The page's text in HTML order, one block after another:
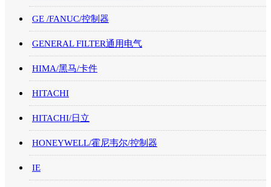
GE /FANUC/控制器
GENERAL FILTER通用电气
HIMA/黑马/卡件
HITACHI
HITACHI/日立
HONEYWELL/霍尼韦尔/控制器
IE